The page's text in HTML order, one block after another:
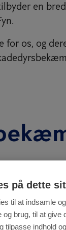
en
for os, og
CHANCE
ø og en
på dette
til at indsamle
og brug, til at give
tilpasse indhold